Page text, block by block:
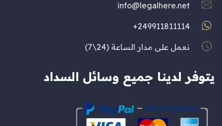
info@legalhere.net
249911811114+
نعمل على مدار الساعة (24\7)
يتوفر لدينا جميع وسائل السداد